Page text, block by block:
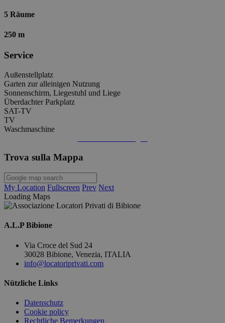
5 Räume
250 m
Service
Außenstellplatz
Garten zur alleinigen Nutzung
Sonnenschirm, Liegestuhl und Liege
Überdachter Parkplatz
SAT-TV
TV
Waschmaschine
Trova sulla Mappa
My Location Fullscreen Prev Next
Loading Maps
A.L.P Bibione
Via Croce del Sud 24
30028 Bibione, Venezia, ITALIA
info@locatoriprivati.com
Nützliche Links
Datenschutz
Cookie policy
Rechtliche Bemerkungen